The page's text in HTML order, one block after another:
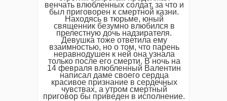
венчать влюбленных солдат, за что и
был приговорен к смертной казни.
Находясь в тюрьме, юный
священник безумно влюбился в
прелестную дочь надзирателя.
Девушка тоже ответила ему
взаимностью, но о том, что парень
неравнодушен к ней она узнала
только после его смерти. В ночь на
14 февраля влюбленный Валентин
написал даме своего сердца
красивое признание в сердечных
чувствах, а утром смертный
приговор бы приведен в исполнение.